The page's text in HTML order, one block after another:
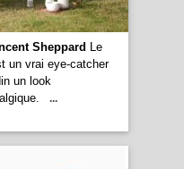
Sheppard Le
un vrai eye-catcher
un look
...